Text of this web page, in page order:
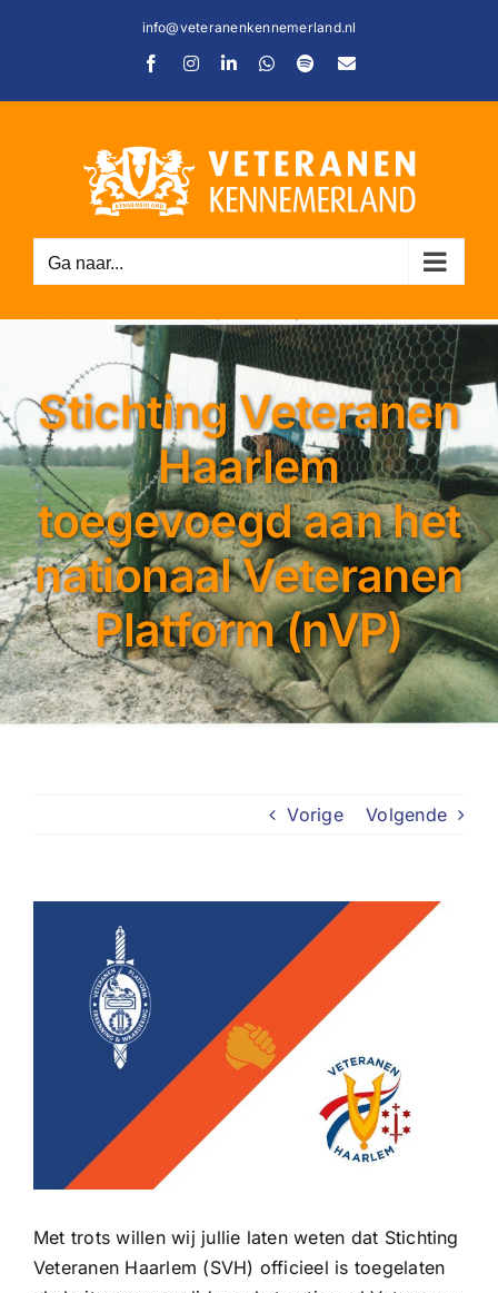
info@veteranenkennemerland.nl
FacebookInstagramLinkedInWhatsApp
SpotifyE-
Ga naar...
Stichting Veteranen
Haarlem
toegevoegd aan het
nationaal Veteranen
Platform (nVP)
Vorige Volgende
afbeelding
Met trots willen wij jullie laten weten dat Stichting
Veteranen Haarlem (SVH) officieel is toegelaten